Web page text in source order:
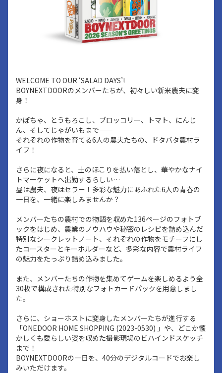
WELCOME TO OUR ‘SALAD DAYS’!
BOYNEXTDOORのメンバーたちが、初々しい新米農夫に変
身！
かぼちゃ、とうもろこし、ブロッコリー、トマト、にんじ
ん、そしてじゃがいもまで――
それぞれの作物を育てる6人の農夫たちの、ドタバタ農村ラ
イフ！
さらに夜になると、土のほこりを払い落とし、華やかなナイ
トマーケットへ出勤するらしい…
昼は農夫、夜はセラー！多彩な魅力にあふれた6人の青春の
一日を、一緒に楽しみませんか？
メンバーたちの農村での物語を収めた136ページのフォトブ
ックをはじめ、農業のノウハウや秘密のレシピを詰め込んだ
特別なシークレットノート、それぞれの作物をモチーフにし
たコースターとキーホルダーなど、多彩な内容で農村ライフ
の魅力をたっぷり詰め込みました。
また、メンバーたちの作物を集めてゲームを楽しめるよう全
30枚で構成された特別なフォトカードパックを用意しまし
た。
さらに、ショーホストに変身したメンバーたちが進行する
「ONEDOOR HOME SHOPPING (2023-0530) 」や、どこか懐
かしくも愛らしい姿を収めた撮影現場のビハインドスケッチ
まで！
BOYNEXTDOORの一日を、40分のデジタルコードでお楽し
みいただけます。